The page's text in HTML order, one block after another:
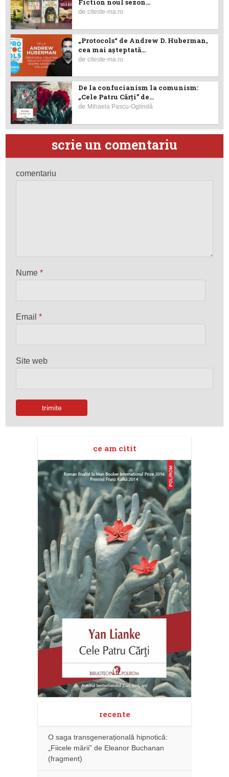
Fiction noul sezon...
deciteste-ma.ro
„Protocols“ de Andrew D. Huberman,
cea mai așteptată...
deciteste-ma.ro
De la confucianism la comunism:
„Cele Patru Cărți” de...
de Mihaela Pascu-Oglindă
scrie un comentariu
comentariu
Nume*
Email*
Site web
ce am citit
recente
O saga transgenerațională hipnotică:
„Fiicele mării” de Eleanor Buchanan
(fragment)